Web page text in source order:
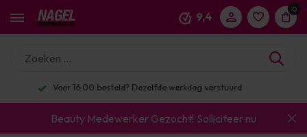
9,4
0
Enorm assortiment & alle bekende merken
Beauty Medewerker Gezocht! Solliciteer nu